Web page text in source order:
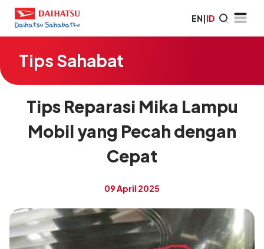
EN|ID
Tips Sahabat
Tips Reparasi Mika Lampu
Mobil yang Pecah dengan
Cepat
09 April 2025